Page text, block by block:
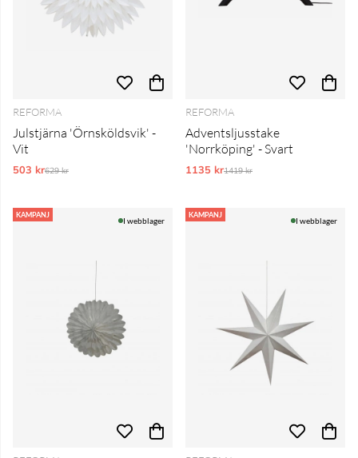
REFORMA
Julstjärna 'Örnsköldsvik' -
Vit
503 krOrdinarie pris:
629 kr
REFORMA
Adventsljusstake
'Norrköping' - Svart
1135 krOrdinarie pris:
1419 kr
KAMPANJ
I webblager
KAMPANJ
I webblager